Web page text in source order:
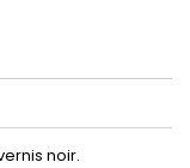
noir.